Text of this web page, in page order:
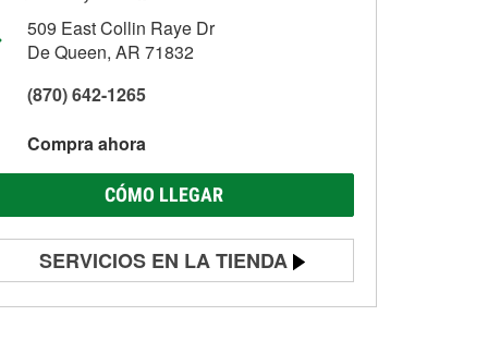
509 East Collin Raye Dr
De Queen, AR 71832
(870) 642-1265
Compra ahora
CÓMO LLEGAR
SERVICIOS EN LA TIENDA
Prueba de batería